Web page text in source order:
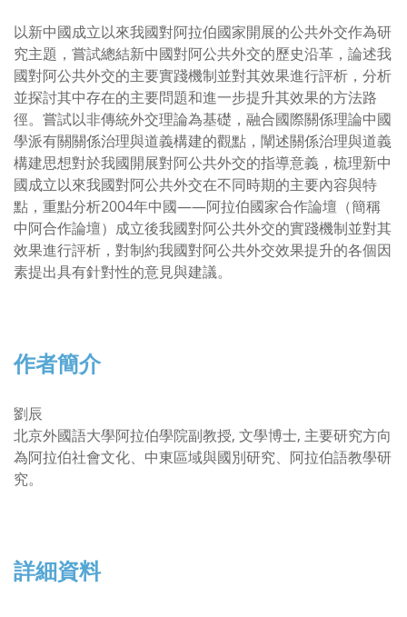
以新中國成立以來我國對阿拉伯國家開展的公共外交作為研
究主題，嘗試總結新中國對阿公共外交的歷史沿革，論述我
國對阿公共外交的主要實踐機制並對其效果進行評析，分析
並探討其中存在的主要問題和進一步提升其效果的方法路
徑。嘗試以非傳統外交理論為基礎，融合國際關係理論中國
學派有關關係治理與道義構建的觀點，闡述關係治理與道義
構建思想對於我國開展對阿公共外交的指導意義，梳理新中
國成立以來我國對阿公共外交在不同時期的主要內容與特
點，重點分析2004年中國——阿拉伯國家合作論壇（簡稱
中阿合作論壇）成立後我國對阿公共外交的實踐機制並對其
效果進行評析，對制約我國對阿公共外交效果提升的各個因
素提出具有針對性的意見與建議。
作者簡介
劉辰
北京外國語大學阿拉伯學院副教授, 文學博士, 主要研究方向
為阿拉伯社會文化、中東區域與國別研究、阿拉伯語教學研
究。
詳細資料